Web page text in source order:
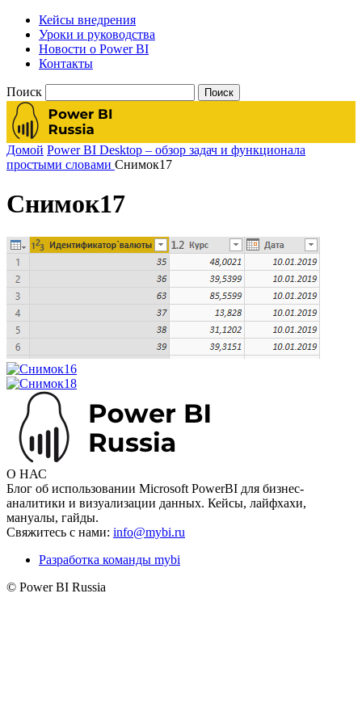
Кейсы внедрения
Уроки и руководства
Новости о Power BI
Контакты
Поиск
Домой Power BI Desktop – обзор задач и функционала
простыми словами Снимок17
Снимок17
О НАС
Блог об использовании Microsoft PowerBI для бизнес-
аналитики и визуализации данных. Кейсы, лайфхахи,
мануалы, гайды.
Свяжитесь с нами: info@mybi.ru
Разработка команды mybi
© Power BI Russia